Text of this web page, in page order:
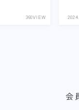
360VIEW
会